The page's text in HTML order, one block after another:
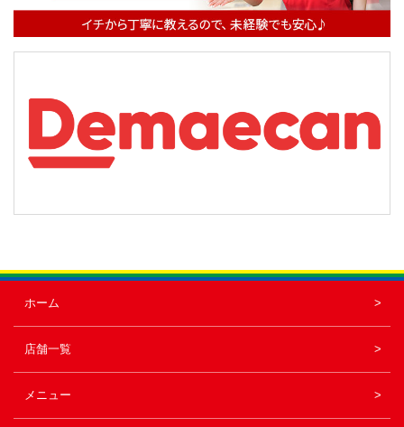
ン
ホーム
店舗一覧
メニュー